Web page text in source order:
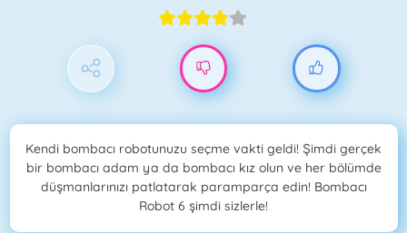
Kendi bombacı robotunuzu seçme vakti geldi! Şimdi gerçek
bir bombacı adam ya da bombacı kız olun ve her bölümde
düşmanlarınızı patlatarak paramparça edin! Bombacı
Robot 6 şimdi sizlerle!